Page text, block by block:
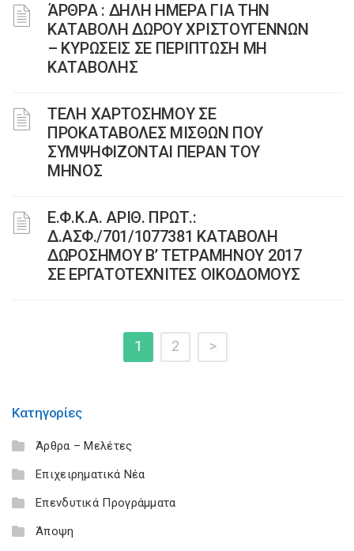
ΆΡΘΡΑ : ΔΗΛΗ ΗΜΕΡΑ ΓΙΑ ΤΗΝ
ΚΑΤΑΒΟΛΗ ΔΩΡΟΥ ΧΡΙΣΤΟΥΓΕΝΝΩΝ
– ΚΥΡΩΣΕΙΣ ΣΕ ΠΕΡΙΠΤΩΣΗ ΜΗ
ΚΑΤΑΒΟΛΗΣ
ΤΕΛΗ ΧΑΡΤΟΣΗΜΟΥ ΣΕ
ΠΡΟΚΑΤΑΒΟΛΕΣ ΜΙΣΘΩΝ ΠΟΥ
ΣΥΜΨΗΦΙΖΟΝΤΑΙ ΠΕΡΑΝ ΤΟΥ
ΜΗΝΟΣ
Ε.Φ.Κ.Α. ΑΡΙΘ. ΠΡΩΤ.:
Δ.ΑΣΦ./701/1077381 ΚΑΤΑΒΟΛΗ
ΔΩΡΟΣΗΜΟΥ Β’ ΤΕΤΡΑΜΗΝΟΥ 2017
ΣΕ ΕΡΓΑΤΟΤΕΧΝΙΤΕΣ ΟΙΚΟΔΟΜΟΥΣ
1 2 >
Κατηγορίες
Άρθρα – Μελέτες
Επιχειρηματικά Νέα
Επενδυτικά Προγράμματα
Άποψη